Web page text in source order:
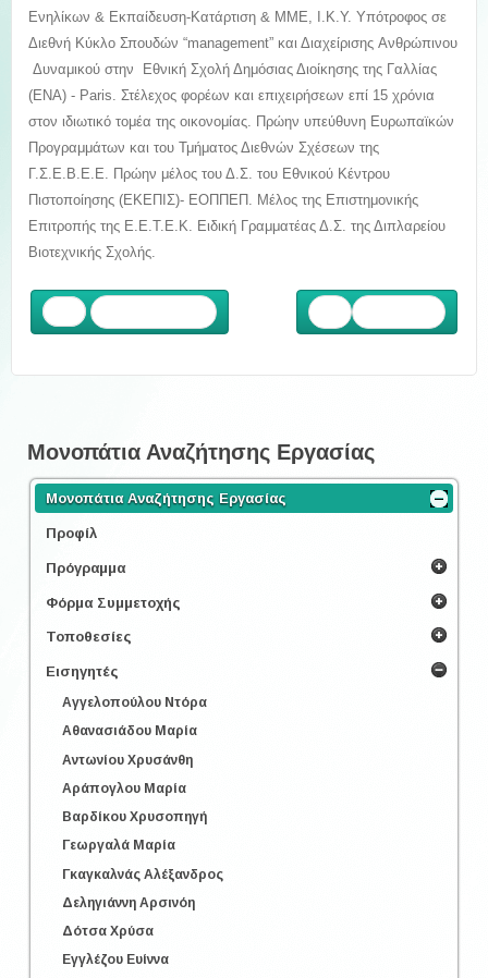
Ενηλίκων & Εκπαίδευση-Κατάρτιση & ΜΜΕ, Ι.Κ.Υ. Υπότροφος σε
Διεθνή Κύκλο Σπουδών “management” και Διαχείρισης Aνθρώπινου
Δυναμικού στην Εθνική Σχολή Δημόσιας Διοίκησης της Γαλλίας
(ΕΝΑ) - Paris. Στέλεχος φορέων και επιχειρήσεων επί 15 χρόνια
στον ιδιωτικό τομέα της οικονομίας. Πρώην υπεύθυνη Ευρωπαϊκών
Προγραμμάτων και του Τμήματος Διεθνών Σχέσεων της
Γ.Σ.Ε.Β.Ε.Ε. Πρώην μέλος του Δ.Σ. του Εθνικού Κέντρου
Πιστοποίησης (ΕΚΕΠΙΣ)- ΕΟΠΠΕΠ. Μέλος της Επιστημονικής
Επιτροπής της Ε.Ε.Τ.Ε.Κ. Ειδική Γραμματέας Δ.Σ. της Διπλαρείου
Βιοτεχνικής Σχολής.
Μονοπάτια Αναζήτησης Εργασίας
Μονοπάτια Αναζήτησης Εργασίας
Προφίλ
Πρόγραμμα
Φόρμα Συμμετοχής
Τοποθεσίες
Εισηγητές
Αγγελοπούλου Ντόρα
Αθανασιάδου Μαρία
Αντωνίου Χρυσάνθη
Αράπογλου Μαρία
Βαρδίκου Χρυσοπηγή
Γεωργαλά Μαρία
Γκαγκαλνάς Αλέξανδρος
Δεληγιάννη Αρσινόη
Δότσα Χρύσα
Εγγλέζου Ευίννα